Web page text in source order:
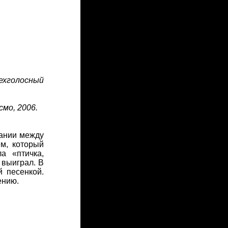
2006.
между
который
«птичка,
В
песенкой.